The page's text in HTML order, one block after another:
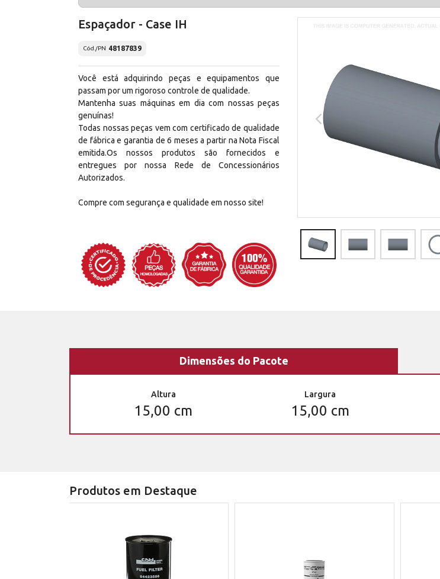
Espaçador - Case IH
Cód./PN 48187839
Você está adquirindo peças e equipamentos que
passam por um rigoroso controle de qualidade.
Mantenha suas máquinas em dia com nossas peças
genuínas!
Todas nossas peças vem com certificado de qualidade
de fábrica e garantia de 6 meses a partir na Nota Fiscal
emitida.Os nossos produtos são fornecidos e
entregues por nossa Rede de Concessionários
Autorizados.
Compre com segurança e qualidade em nosso site!
Dimensões do Pacote
Altura
15,00 cm
Largura
15,00 cm
Produtos em Destaque